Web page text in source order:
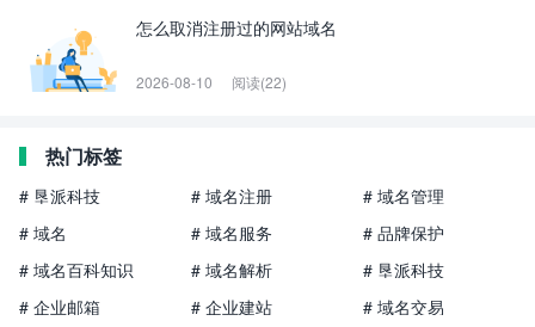
怎么取消注册过的网站域名
2026-08-10 阅读(22)
热门标签
# 垦派科技 # 域名注册
# 域名管理
# 域名
# 域名服务
# 品牌保护
# 域名百科知识
# 域名解析
# 垦派科技
# 企业邮箱
# 企业建站
# 域名交易